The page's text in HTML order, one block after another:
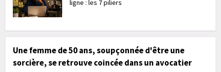
ligne : les 7 piliers
Une femme de 50 ans, soupçonnée d'être une
sorcière, se retrouve coincée dans un avocatier